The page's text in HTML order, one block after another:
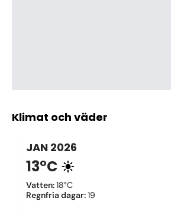
Klimat och väder
JAN 2026
13°C
Vatten:18°C
Regnfria dagar:19